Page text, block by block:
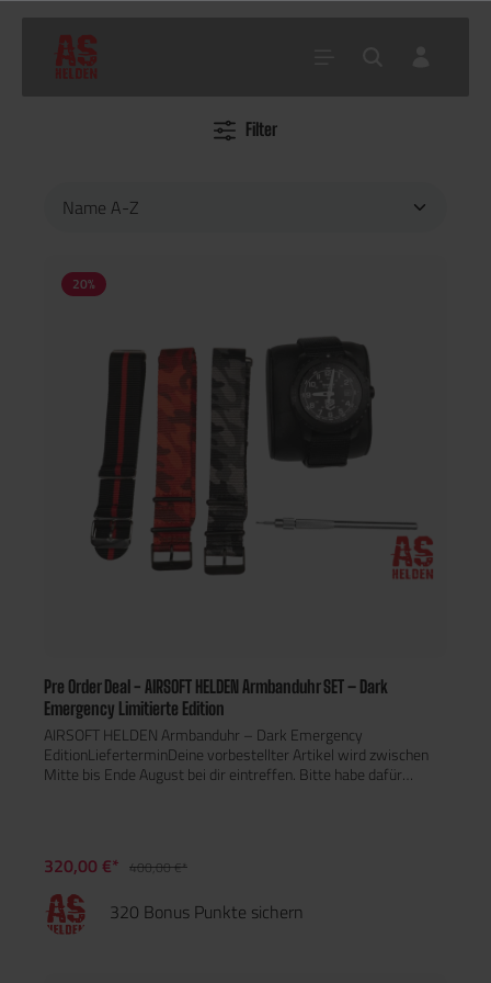
Filter
20%
Pre Order Deal - AIRSOFT HELDEN Armbanduhr SET – Dark
Emergency Limitierte Edition
AIRSOFT HELDEN Armbanduhr – Dark Emergency
EditionLieferterminDeine vorbestellter Artikel wird zwischen
Mitte bis Ende August bei dir eintreffen. Bitte habe dafür
Paypal, Klarna oder KreditkarteEine Anzahlung oder Teilzahlung
ist leider nicht möglich. Mit Abschluss der Vorbestellung,
akzeptierst du die oben genannten Zahlungs- und
Lieferbedingungen. Bei fragen steht dir das Team von den
320,00 €* 400,00 €*
320 Bonus Punkte sichern